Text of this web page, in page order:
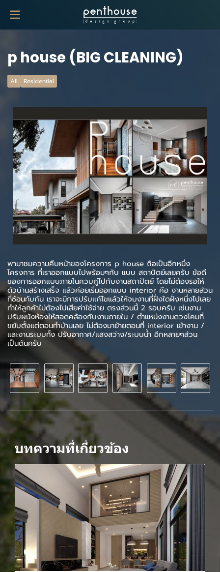
p house (BIG CLEANING)
All Residential
พามาชมความคืบหน้าของโครงการ p house ถือเป็นอีกหนึ่ง
โครงการ ที่เราออกแบบไปพร้อมๆกับ แบบ สถาปัตย์เลยครับ ข้อดี
ของการออกแบบภายในควบคู่ไปกับงานสถาปัตย์ โดยไม่ต้องรอให้
ตัวบ้านสร้างเสร็จ แล้วค่อยเริ่มออกแบบ interior คือ งานหลายส่วน
ที่ซ้อนทับกัน เราจะมีการปรับแก้ไขแล้วให้จบงานที่ฝั่งใดฝั่งหนึ่งไปเลย
ทำให้ลูกค้าไม่ต้องไปเสียค่าใช้จ่าย ตรงส่วนนี้ 2 รอบครับ เช่นงาน
ปรับผนังห้องให้สอดคล้องกับงานภายใน / ตำแหน่งงานดวงโคมที่
ขยับตั้งแต่ตอนทำบ้านเลย ไม่ต้องมาย้ายตอนที่ interior เข้างาน /
และงานระบบทั้ง ปรับอากาศ/แสงสว่าง/ระบบน้ำ อีกหลายๆส่วน
เป็นต้นครับ
บทความที่เกี่ยวข้อง